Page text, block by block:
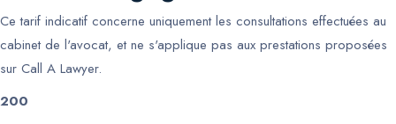
Ce tarif indicatif concerne uniquement les consultations effectuées au
cabinet de l'avocat, et ne s'applique pas aux prestations proposées
sur Call A Lawyer.
200